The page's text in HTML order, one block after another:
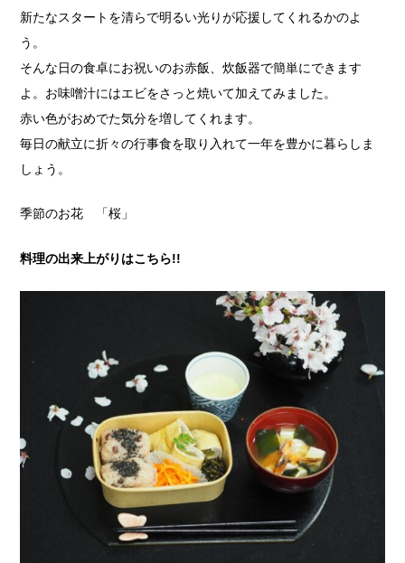
新たなスタートを清らで明るい光りが応援してくれるかのよ
う。
そんな日の食卓にお祝いのお赤飯、炊飯器で簡単にできます
よ。お味噌汁にはエビをさっと焼いて加えてみました。
赤い色がおめでた気分を増してくれます。
毎日の献立に折々の行事食を取り入れて一年を豊かに暮らしま
しょう。
季節のお花 「桜」
料理の出来上がりはこちら!!